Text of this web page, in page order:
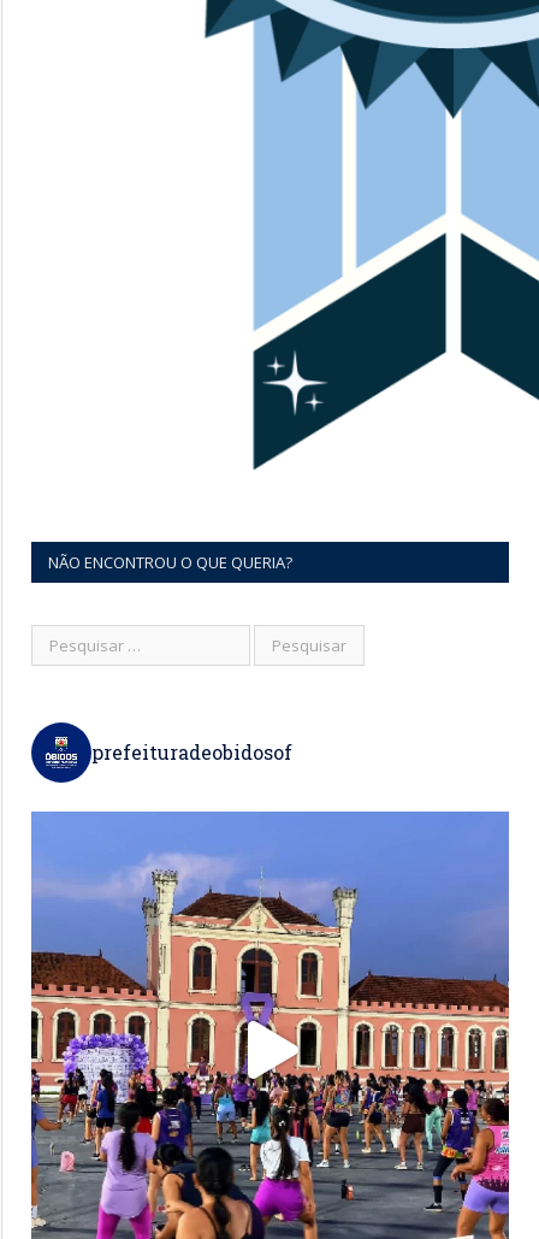
NÃO ENCONTROU O QUE QUERIA?
prefeituradeobidosof